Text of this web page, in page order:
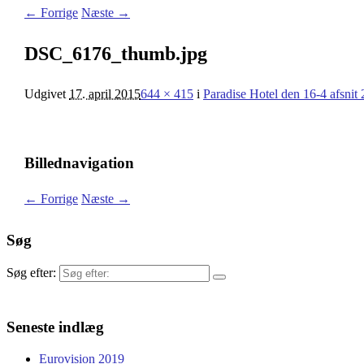
← Forrige Næste →
DSC_6176_thumb.jpg
Udgivet 17. april 2015644 × 415 i Paradise Hotel den 16-4 afsnit
Billednavigation
← Forrige Næste →
Søg
Søg efter:
Seneste indlæg
Eurovision 2019